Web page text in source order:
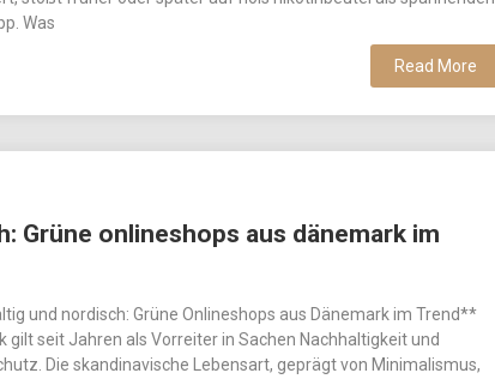
Was
Read More
Grüne onlineshops aus dänemark im
und nordisch: Grüne Onlineshops aus Dänemark im Trend**
gilt seit Jahren als Vorreiter in Sachen Nachhaltigkeit und
Die skandinavische Lebensart, geprägt von Minimalismus,